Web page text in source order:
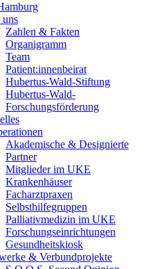
Zahlen & Fakten
Organigramm
Team
Patient:innenbeirat
Hubertus-Wald-Stiftung
Hubertus-Wald-
Forschungsförderung
Akademische & Designierte
Partner
Mitglieder im UKE
Krankenhäuser
Facharztpraxen
Selbsthilfegruppen
Palliativmedizin im UKE
Forschungseinrichtungen
Gesundheitskiosk
& Verbundprojekte